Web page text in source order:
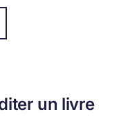
un livre